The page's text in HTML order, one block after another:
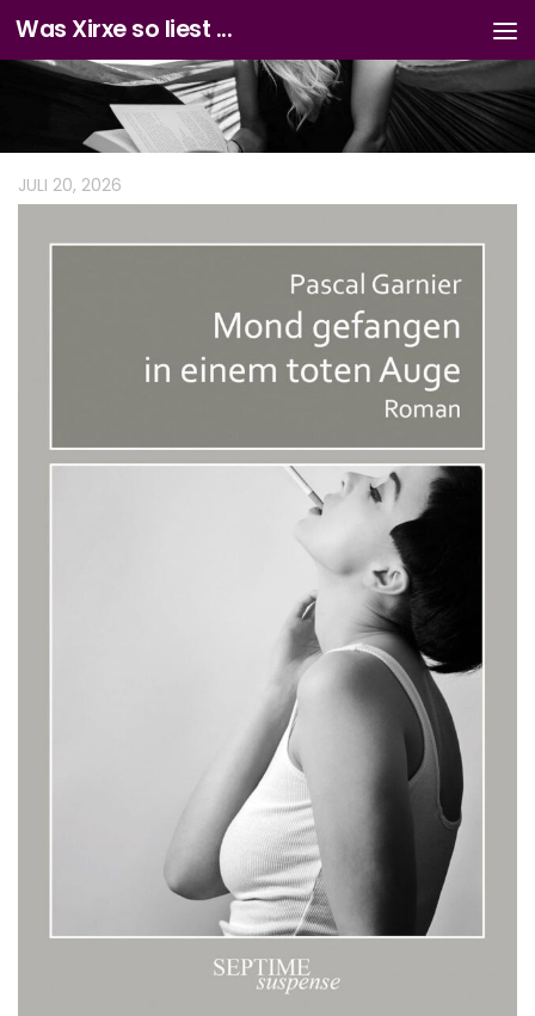
Zum Inhalt springen
Was Xirxe so liest ...
JULI 20, 2026